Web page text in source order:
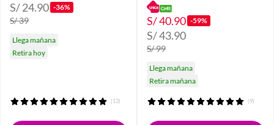
S/ 24.90 -36%
S/ 39
Llega mañana
Retira hoy
(13)
S/ 40.90 -59%
S/ 43.90
S/ 99
Llega mañana
Retira mañana
(9)